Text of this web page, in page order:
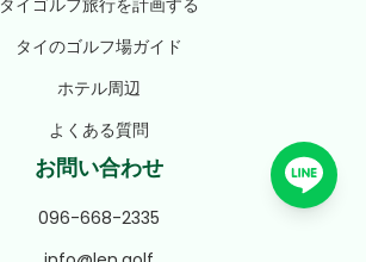
タイのゴルフ場ガイド
ホテル周辺
よくある質問
お問い合わせ
096-668-2335